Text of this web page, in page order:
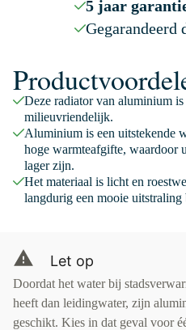
5 jaar
Gegarandeerd
Deze radiator van aluminium is
milieuvriendelijk.
Aluminium is een uitstekende
hoge warmteafgifte, waardoor
lager zijn.
Het materiaal is licht en
langdurig een mooie uitstraling
Let op
Doordat het water bij
heeft dan leidingwater, zijn
geschikt. Kies in dat geval voor